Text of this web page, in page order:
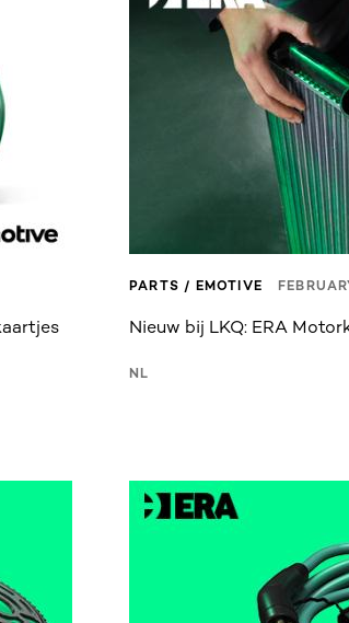
PARTS / EMOTIVE
Nieuw bij LKQ: ERA
NL